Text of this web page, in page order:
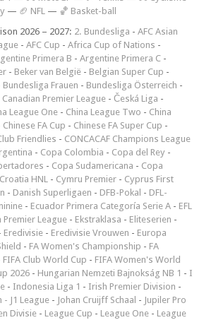
— 🏈 NFL — 🏀 Basket-ball
2026 – 2027: 2. Bundesliga - AFC Asian
- AFC Cup - Africa Cup of Nations -
Primera B - Argentine Primera C -
- Beker van België - Belgian Super Cup -
Bundesliga Frauen - Bundesliga Österreich -
Canadian Premier League - Česká Liga -
League One - China League Two - China
Chinese FA Cup - Chinese FA Super Cup -
Friendlies - CONCACAF Champions League
- Copa Colombia - Copa del Rey -
- Copa Sudamericana - Copa
Croatia HNL - Cymru Premier - Cyprus First
- Danish Superligaen - DFB-Pokal - DFL-
- Ecuador Primera Categoría Serie A - EFL
Premier League - Ekstraklasa - Eliteserien -
Eredivisie - Eredivisie Vrouwen - Europa
- FA Women's Championship - FA
FIFA Club World Cup - FIFA Women's World
2026 - Hungarian Nemzeti Bajnokság NB 1 - I
- Indonesia Liga 1 - Irish Premier Division -
- J1 League - Johan Cruijff Schaal - Jupiler Pro
Divisie - League Cup - League One - League